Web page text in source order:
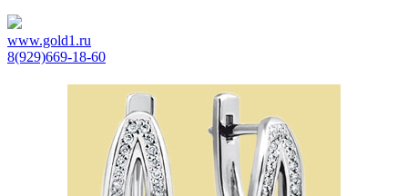
www.gold1.ru
8(929)669-18-60